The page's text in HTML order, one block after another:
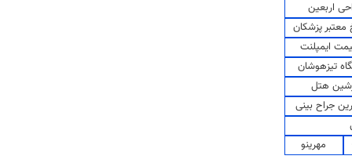
اربعین
پزشکان
ایمپلنت
تیزهوشان
هتل
جراح بینی
مهرینو